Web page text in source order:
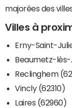
majorées des
Villes à
Erny-Saint-
Beaumetz-lès-
Reclinghem
Vincly (62310)
Laires (62960)